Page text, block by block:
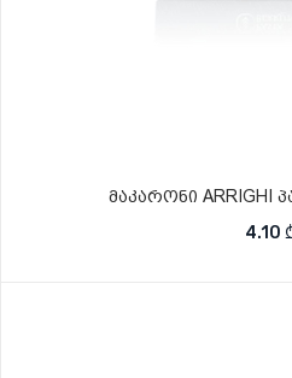
მაკარონი ARRIGHI
4.10